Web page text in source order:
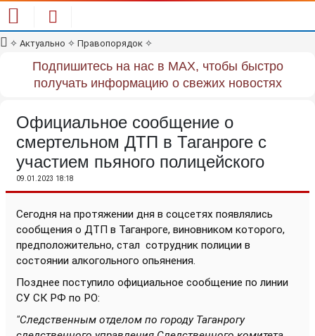
✧ Актуально ✧ Правопорядок ✧
Подпишитесь на нас в MAX, чтобы быстро
получать информацию о свежих новостях
Официальное сообщение о
смертельном ДТП в Таганроге с
участием пьяного полицейского
09.01.2023 18:18
Сегодня на протяжении дня в соцсетях появлялись
сообщения о ДТП в Таганроге, виновником которого,
предположительно, стал сотрудник полиции в
состоянии алкогольного опьянения.
Позднее поступило официальное сообщение по линии
СУ СК РФ по РО:
"Следственным отделом по городу Таганрогу